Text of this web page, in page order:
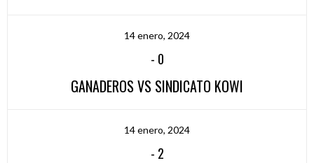
14 enero, 2024
- 0
GANADEROS VS SINDICATO KOWI
14 enero, 2024
- 2